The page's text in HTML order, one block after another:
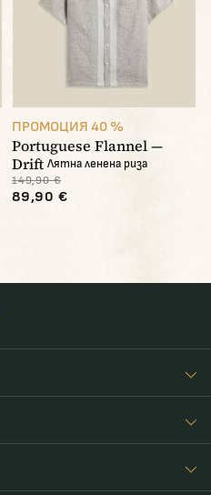
ПРОМОЦИЯ 40 %
Portuguese Flannel —
Drift Лятна ленена риза
149,90 €
89,90 €